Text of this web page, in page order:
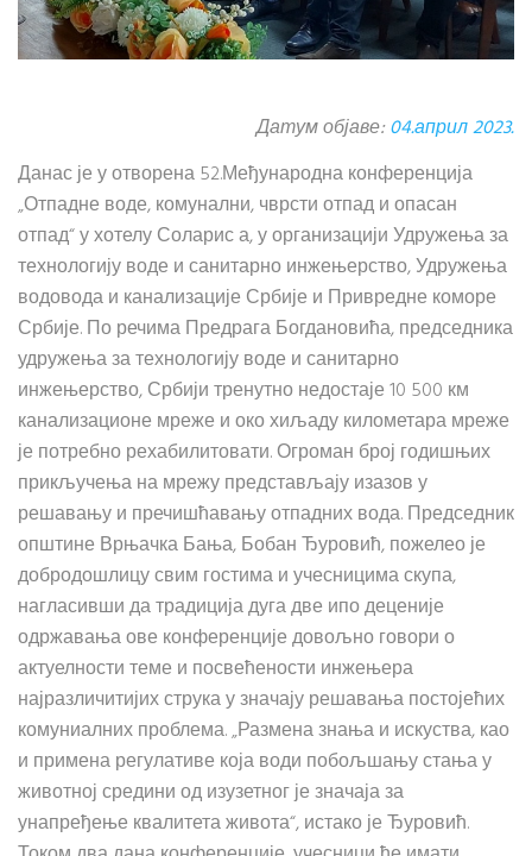
Датум објаве:04.април 2023.
Данас је у отворена 52.Међународна конференција
„Отпадне воде, комунални, чврсти отпад и опасан
отпад“ у хотелу Соларис а, у организацији Удружења за
технологију воде и санитарно инжењерство, Удружења
водовода и канализације Србије и Привредне коморе
Србије. По речима Предрага Богдановића, председника
удружења за технологију воде и санитарно
инжењерство, Србији тренутно недостаје 10 500 км
канализационе мреже и око хиљаду километара мреже
је потребно рехабилитовати. Огроман број годишњих
прикључења на мрежу представљају изазов у
решавању и пречишћавању отпадних вода. Председник
општине Врњачка Бања, Бобан Ђуровић, пожелео је
добродошлицу свим гостима и учесницима скупа,
нагласивши да традиција дуга две ипо деценије
одржавања ове конференције довољно говори о
актуелности теме и посвећености инжењера
најразличитијих струка у значају решавања постојећих
комуниалних проблема. „Размена знања и искуства, као
и примена регулативе која води побољшању стања у
животној средини од изузетног је значаја за
унапређење квалитета живота“, истако је Ђуровић.